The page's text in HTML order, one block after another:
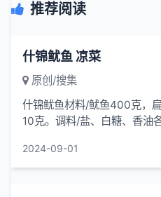
推荐阅读
什锦鱿鱼 凉菜
原创/搜集
什锦鱿鱼材料/鱿鱼400克，
10克。调料/盐、白糖、香油
2024-09-01